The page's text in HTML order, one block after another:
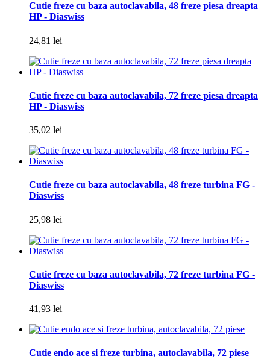
Cutie freze cu baza autoclavabila, 48 freze piesa dreapta
HP - Diaswiss
24,81 lei
Cutie freze cu baza autoclavabila, 72 freze piesa dreapta
HP - Diaswiss
35,02 lei
Cutie freze cu baza autoclavabila, 48 freze turbina FG -
Diaswiss
25,98 lei
Cutie freze cu baza autoclavabila, 72 freze turbina FG -
Diaswiss
41,93 lei
Cutie endo ace si freze turbina, autoclavabila, 72 piese